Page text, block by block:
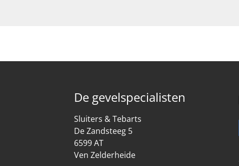
De gevelspecialisten
Sluiters & Tebarts
De Zandsteeg 5
6599 AT
Ven Zelderheide